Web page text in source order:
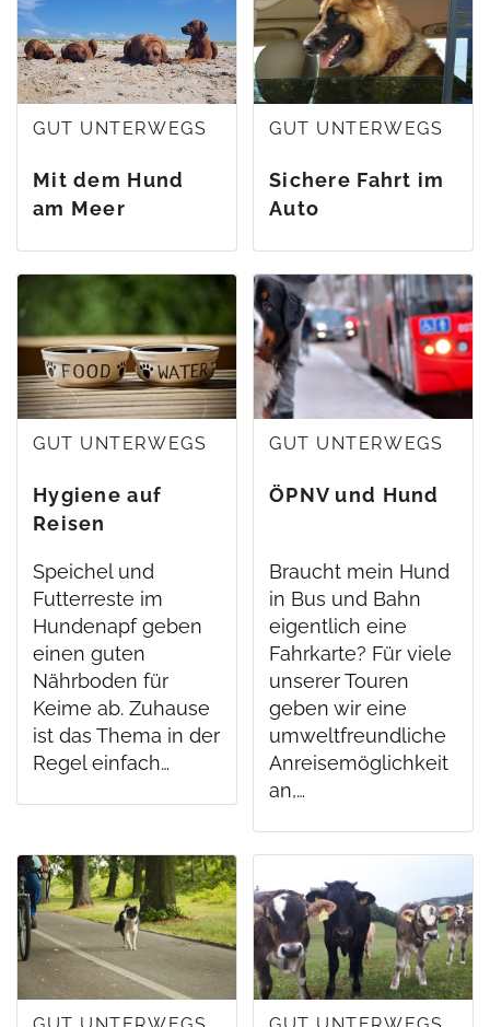
GUT UNTERWEGS
Mit dem Hund
am Meer
GUT UNTERWEGS
Sichere Fahrt im
Auto
GUT UNTERWEGS
Hygiene auf
Reisen
Speichel und
Futterreste im
Hundenapf geben
einen guten
Nährboden für
Keime ab. Zuhause
ist das Thema in der
Regel einfach…
GUT UNTERWEGS
ÖPNV und Hund
Braucht mein Hund
in Bus und Bahn
eigentlich eine
Fahrkarte? Für viele
unserer Touren
geben wir eine
umweltfreundliche
Anreisemöglichkeit
an,…